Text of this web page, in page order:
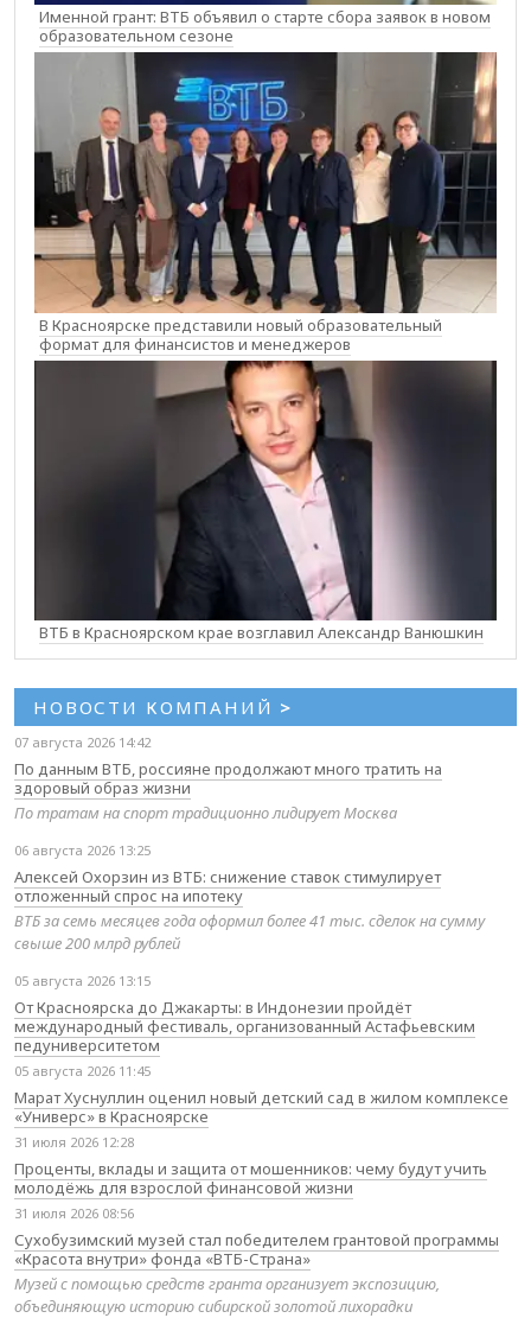
Именной грант: ВТБ объявил о старте сбора заявок в новом
образовательном сезоне
В Красноярске представили новый образовательный
формат для финансистов и менеджеров
ВТБ в Красноярском крае возглавил Александр Ванюшкин
НОВОСТИ КОМПАНИЙ >
07 августа 2026 14:42
По данным ВТБ, россияне продолжают много тратить на
здоровый образ жизни
По тратам на спорт традиционно лидирует Москва
06 августа 2026 13:25
Алексей Охорзин из ВТБ: снижение ставок стимулирует
отложенный спрос на ипотеку
ВТБ за семь месяцев года оформил более 41 тыс. сделок на сумму
свыше 200 млрд рублей
05 августа 2026 13:15
От Красноярска до Джакарты: в Индонезии пройдёт
международный фестиваль, организованный Астафьевским
педуниверситетом
05 августа 2026 11:45
Марат Хуснуллин оценил новый детский сад в жилом комплексе
«Универс» в Красноярске
31 июля 2026 12:28
Проценты, вклады и защита от мошенников: чему будут учить
молодёжь для взрослой финансовой жизни
31 июля 2026 08:56
Сухобузимский музей стал победителем грантовой программы
«Красота внутри» фонда «ВТБ-Страна»
Музей с помощью средств гранта организует экспозицию,
объединяющую историю сибирской золотой лихорадки